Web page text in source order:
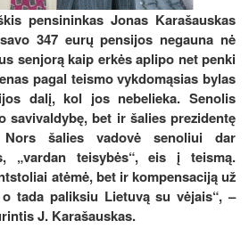
pensininkas Jonas Karašauskas
347 eurų pensijos negauna nė
senjorą kaip erkės aplipo net penki
pagal teismo vykdomąsias bylas
dalį, kol jos nebelieka. Senolis
savivaldybę, bet ir šalies prezidentę
Nors šalies vadovė senoliui dar
„vardan teisybės“, eis į teismą.
atėmė, bet ir kompensaciją už
tada paliksiu Lietuvą su vėjais“, –
J. Karašauskas.